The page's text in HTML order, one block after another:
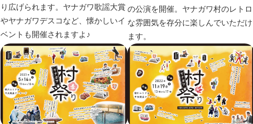
り広げられます。ヤナガワ歌謡大賞
やヤナガワデスコなど、懐かしいイ
ベントも開催されますよ♪
の公演を開催。ヤナガワ村のレトロ
な雰囲気を存分に楽しんでいただけ
ます。